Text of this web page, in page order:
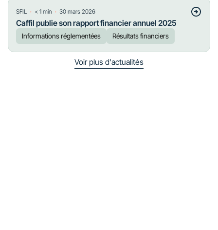
SFIL ・ < 1 min ・ 30 mars 2026
Caffil publie son rapport financier annuel 2025
Informations réglementées Résultats financiers
Voir plus d'actualités